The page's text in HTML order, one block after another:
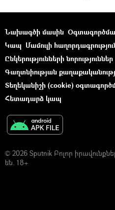
Նախագծի մասին
Կապ Մամուլի
Ընկերությունների նորություններ
Գաղտնիության
Տեղեկանիշի (cookie)
Հետադարձ կապ
© 2026 Sputnik Բոլոր
են. 18+